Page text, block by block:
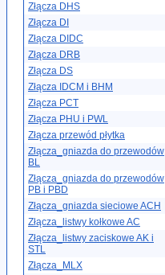
Złącza DHS
Złącza DI
Złącza DIDC
Złącza DRB
Złącza DS
Złącza IDCM i BHM
Złącza PCT
Złącza PHU i PWL
Złącza przewód płytka
Złącza_gniazda do przewodów
BL
Złącza_gniazda do przewodów
PB i PBD
Złącza_gniazda sieciowe ACH
Złącza_listwy kołkowe AC
Złącza_listwy zaciskowe AK i
STL
Złącza_MLX